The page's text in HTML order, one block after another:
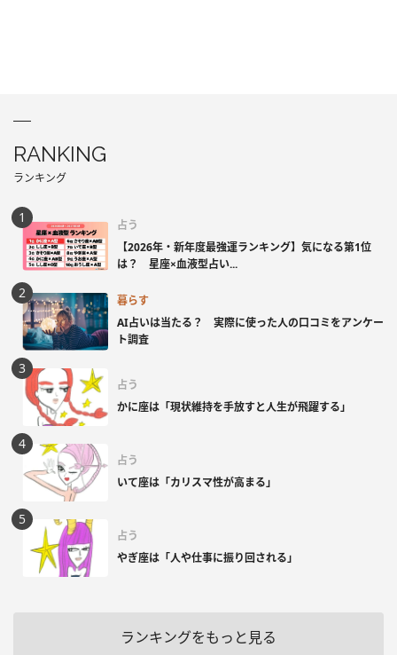
RANKING
ランキング
占う
【2026年・新年度最強運ランキング】気になる第1位
は？ 星座×血液型占い...
暮らす
AI占いは当たる？ 実際に使った人の口コミをアンケー
ト調査
占う
かに座は「現状維持を手放すと人生が飛躍する」
占う
いて座は「カリスマ性が高まる」
占う
やぎ座は「人や仕事に振り回される」
ランキングをもっと見る